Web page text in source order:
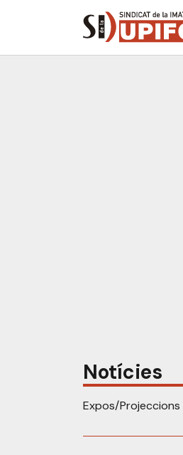
Notícies
Expos/Projeccions